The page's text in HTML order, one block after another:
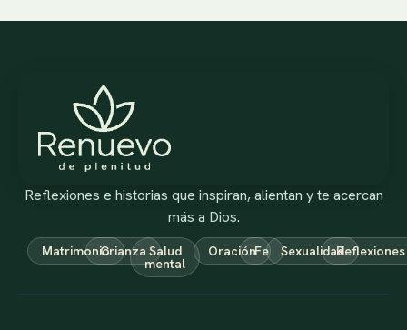
Reflexiones e historias que inspiran, alientan y te acercan
más a Dios.
MatrimonioCrianza Salud
mental
OraciónFe SexualidadReflexiones